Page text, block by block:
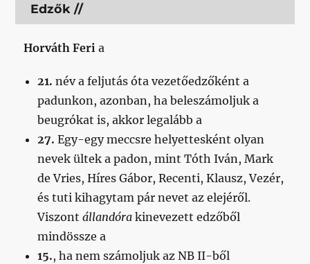
Edzők //
Horváth Feria
21. név a feljutás óta vezetőedzőként a
padunkon, azonban, ha beleszámoljuk a
beugrókat is, akkor legalább a
27. Egy-egy meccsre helyettesként olyan
nevek ültek a padon, mint Tóth Iván, Mark
de Vries, Híres Gábor, Recenti, Klausz, Vezér,
és tuti kihagytam pár nevet az elejéről.
Viszontállandórakinevezett edzőből
mindössze a
15., ha nem számoljuk az NB II-ből